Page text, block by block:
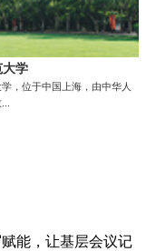
大学
，位于中国上海，由中华人
能，让基层会议记